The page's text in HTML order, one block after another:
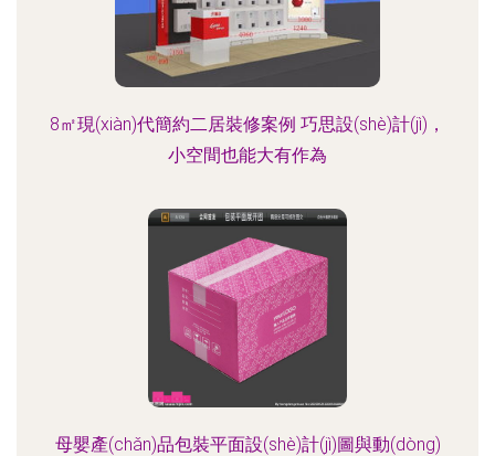
8㎡現(xiàn)代簡約二居裝修案例 巧思設(shè)計(jì)，
小空間也能大有作為
母嬰產(chǎn)品包裝平面設(shè)計(jì)圖與動(dòng)